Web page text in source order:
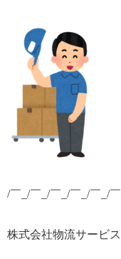
/￣_/￣_/￣_/￣_/￣_/
株式会社物流サービ